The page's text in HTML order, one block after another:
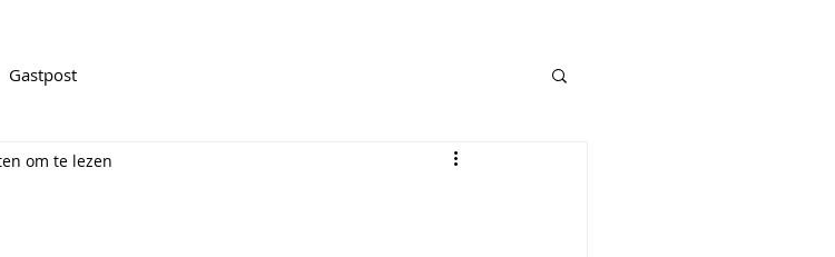
Gastpost
om te lezen